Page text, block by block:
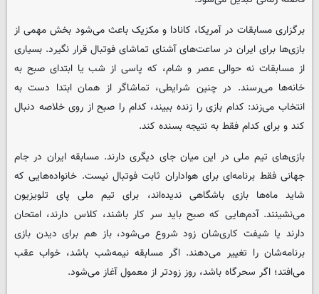
برگزاری مسابقات در آمریکا، کانادا و مکزیک باعث می‌شود بخش مهمی از
بازی‌ها برای ایران در ساعت‌های آشنای تماشای فوتبال قرار نگیرد. بسیاری
از مسابقات نه حوالی عصر و شام، که پاسی از شب یا ابتدای صبح به
خانه‌ها می‌رسند. در چنین شرایطی، تماشاگر از همان ابتدا دست به
انتخاب می‌زند: کدام بازی را زنده ببیند، کدام را صبح از روی خلاصه دنبال
کند و برای کدام فقط به نتیجه بسنده کند.
بازی‌های تیم ملی در این میان جای دیگری دارند. مسابقه ایران در جام
جهانی فقط برنامه‌ای برای هواداران ثابت فوتبال نیست. خانواده‌هایی که
شاید ماه‌ها بازی باشگاهی ندیده‌اند، برای تیم ملی پای تلویزیون
می‌نشینند. آدم‌هایی که صبح باید سر کار باشند، کلاس دارند، امتحان
دارند یا شیفت کاری‌شان زود شروع می‌شود، باز هم برای دیدن بازی
برنامه‌شان را تغییر می‌دهند. اگر مسابقه نیمه‌شب باشد، خواب عقب
می‌افتد؛ اگر سحرگاه باشد، روز زودتر از معمول آغاز می‌شود.